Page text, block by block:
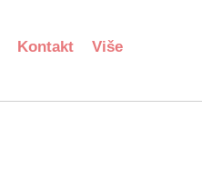
Kontakt Više